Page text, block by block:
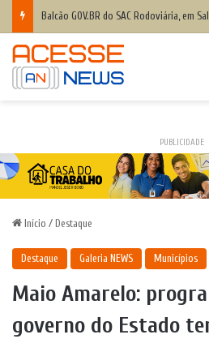
PUBLICIDADE
Início / Destaque
Destaque Galeria NEWS Municípios
Maio Amarelo:
governo do Estado